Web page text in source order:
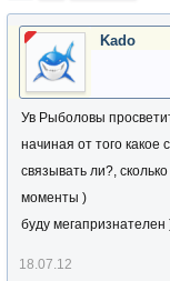
Kado
Ув Рыболовы
начиная от того какое
связывать ли?,
моменты )
буду
18.07.12